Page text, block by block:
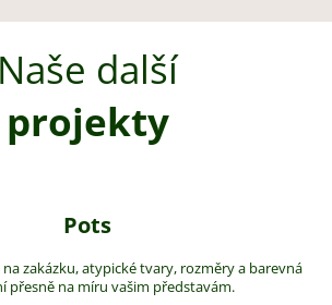
Naše další
projekty
Pots
zakázku, atypické tvary, rozměry a barevná
přesně na míru vašim představám.